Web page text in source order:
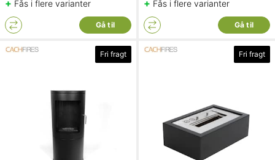
+ Fås i flere varianter
Gå til
+ Fås i flere varianter
Gå til
Fri fragt Fri fragt